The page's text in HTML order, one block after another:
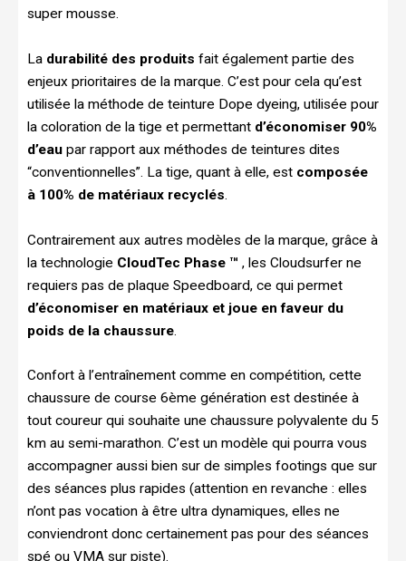
super mousse.
La durabilité des produits fait également partie des
enjeux prioritaires de la marque. C’est pour cela qu’est
utilisée la méthode de teinture Dope dyeing, utilisée pour
la coloration de la tige et permettant d’économiser 90%
d’eau par rapport aux méthodes de teintures dites
“conventionnelles”. La tige, quant à elle, est composée
à 100% de matériaux recyclés
Contrairement aux autres modèles de la marque, grâce à
la technologie CloudTec Phase ™ , les Cloudsurfer ne
requiers pas de plaque Speedboard, ce qui permet
d’économiser en matériaux et joue en faveur du
poids de la chaussure
Confort à l’entraînement comme en compétition, cette
chaussure de course 6ème génération est destinée à
tout coureur qui souhaite une chaussure polyvalente du 5
km au semi-marathon. C’est un modèle qui pourra vous
accompagner aussi bien sur de simples footings que sur
des séances plus rapides (attention en revanche : elles
n’ont pas vocation à être ultra dynamiques, elles ne
conviendront donc certainement pas pour des séances
spé ou VMA sur piste).